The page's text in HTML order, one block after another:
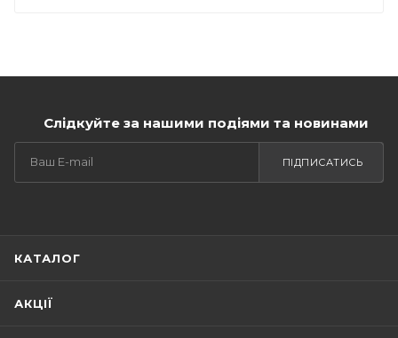
Слідкуйте за нашими подіями та новинами
ПІДПИСАТИСЬ
КАТАЛОГ
АКЦІЇ